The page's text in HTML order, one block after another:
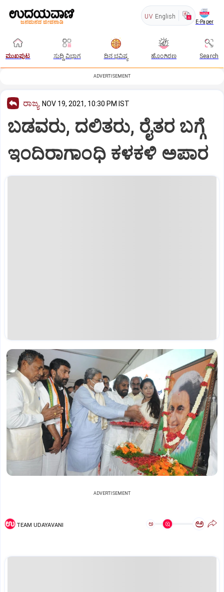
UV English
E-Paper
ಮುಖಪುಟ ಸುದ್ದಿ ವಿಭಾಗ ದಿನ ಭವಿಷ್ಯ ಹೊಂಗಿರಣ Search
ADVERTISEMENT
ರಾಜ್ಯ NOV 19, 2021, 10:30 PM IST
ಬಡವರು, ದಲಿತರು, ರೈತರ ಬಗ್ಗೆ
ಇಂದಿರಾಗಾಂಧಿ ಕಳಕಳಿ ಅಪಾರ
ADVERTISEMENT
TEAM UDAYAVANI ಅ ಅ